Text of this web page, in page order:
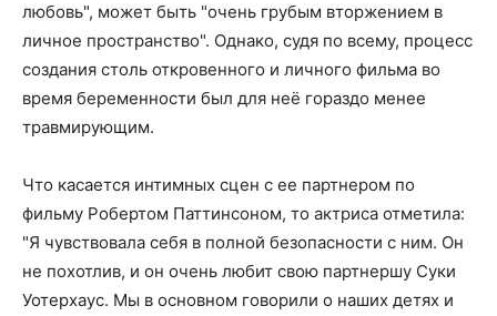
любовь", может быть "очень грубым вторжением в
личное пространство". Однако, судя по всему, процесс
создания столь откровенного и личного фильма во
время беременности был для неё гораздо менее
травмирующим.
Что касается интимных сцен с ее партнером по
фильму Робертом Паттинсоном, то актриса отметила:
"Я чувствовала себя в полной безопасности с ним. Он
не похотлив, и он очень любит свою партнершу Суки
Уотерхаус. Мы в основном говорили о наших детях и